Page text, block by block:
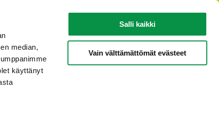
median,
käyttänyt
Salli kaikki
Vain välttämättömät evästeet
KAAPELITIETOA TIETOA REKASTA